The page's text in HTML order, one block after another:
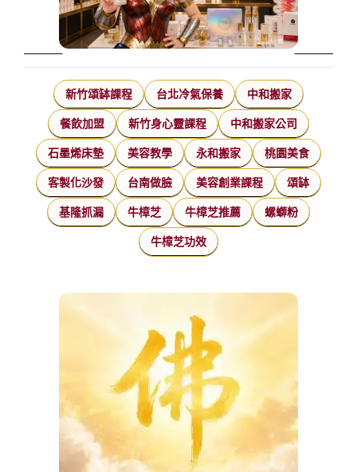
新竹頌缽課程 台北冷氣保養 中和搬家
餐飲加盟 新竹身心靈課程 中和搬家公司
石墨烯床墊 美容教學 永和搬家 桃園美食
客製化沙發 台南做臉 美容創業課程 頌缽
基隆抓漏 牛樟芝 牛樟芝推薦 螺螄粉
牛樟芝功效